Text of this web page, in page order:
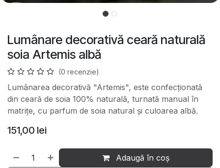
Lumânare decorativă ceară naturală
soia Artemis albă
(0 recenzie)
Lumânarea decorativă "Artemis", este confecționată
din ceară de soia 100% naturală, turnată manual în
matrițe, cu parfum de soia natural și culoarea albă.
151,00 lei
Adaugă în coș